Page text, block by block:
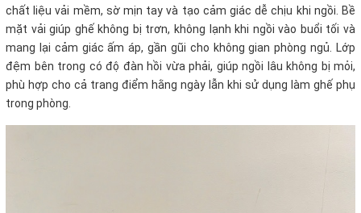
chất liệu vải mềm, sờ mịn tay và tạo cảm giác dễ chịu khi ngồi. Bề
mặt vải giúp ghế không bị trơn, không lạnh khi ngồi vào buổi tối và
mang lại cảm giác ấm áp, gần gũi cho không gian phòng ngủ. Lớp
đệm bên trong có độ đàn hồi vừa phải, giúp ngồi lâu không bị mỏi,
phù hợp cho cả trang điểm hằng ngày lẫn khi sử dụng làm ghế phụ
trong phòng.